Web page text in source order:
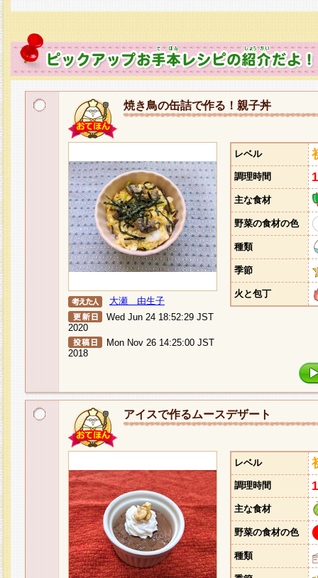
焼き鳥の缶詰で作る！親子丼
大瀬 由生子
Wed Jun 24 18:52:29 JST
2020
Mon Nov 26 14:25:00 JST
2018
レベル
調理時間
主な食材
野菜の食材の色
種類
季節
火と包丁
アイスで作るムースデザート
レベル
調理時間
主な食材
野菜の食材の色
種類